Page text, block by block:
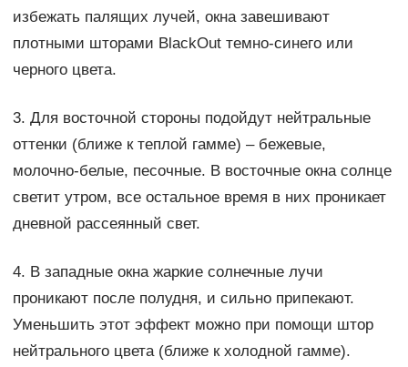
избежать палящих лучей, окна завешивают
плотными шторами BlackOut темно-синего или
черного цвета.
3. Для восточной стороны подойдут нейтральные
оттенки (ближе к теплой гамме) – бежевые,
молочно-белые, песочные. В восточные окна солнце
светит утром, все остальное время в них проникает
дневной рассеянный свет.
4. В западные окна жаркие солнечные лучи
проникают после полудня, и сильно припекают.
Уменьшить этот эффект можно при помощи штор
нейтрального цвета (ближе к холодной гамме).